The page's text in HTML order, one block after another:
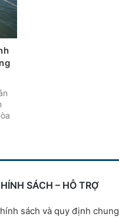
SÁCH – HỖ TRỢ
sách và quy định chung